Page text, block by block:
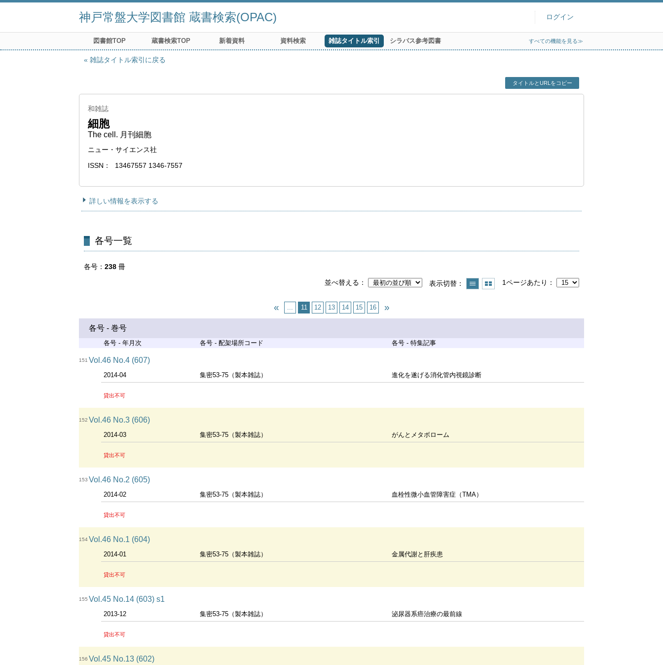
神戸常盤大学図書館 蔵書検索(OPAC) ログイン
図書館TOP 蔵書検索TOP 新着資料 資料検索 雑誌タイトル索引 シラバス参考図書 すべての機能を見る≫
雑誌タイトル索引に戻る
タイトルとURLをコピー
和雑誌
細胞
The cell. 月刊細胞
ニュー・サイエンス社
ISSN
13467557 1346-7557
詳しい情報を表示する
各号一覧
各号 238 冊
並べ替える
表示切替 1ページあたり
... 11 12 13 14 15 16
各号 - 巻号
各号 - 年月次 各号 - 配架場所コード 各号 - 特集記事
151 Vol.46 No.4 (607)
2014-04 集密53-75（製本雑誌） 進化を遂げる消化管内視鏡診断
貸出不可
152 Vol.46 No.3 (606)
2014-03 集密53-75（製本雑誌） がんとメタボローム
貸出不可
153 Vol.46 No.2 (605)
2014-02 集密53-75（製本雑誌） 血栓性微小血管障害症（TMA）
貸出不可
154Vol.46 No.1 (604)
2014-01 集密53-75（製本雑誌） 金属代謝と肝疾患
貸出不可
155 Vol.45 No.14 (603) s1
2013-12 集密53-75（製本雑誌） 泌尿器系癌治療の最前線
貸出不可
156 Vol.45 No.13 (602)